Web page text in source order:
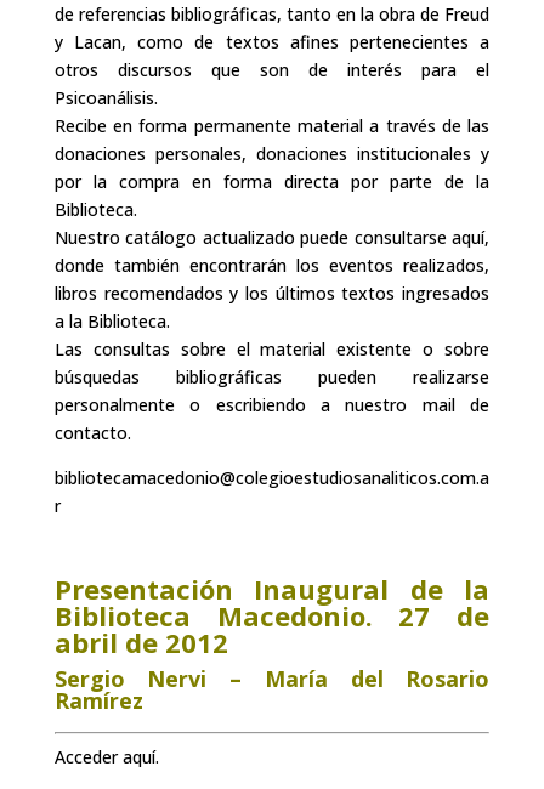
de referencias bibliográficas, tanto en la obra de Freud
y Lacan, como de textos afines pertenecientes a
otros discursos que son de interés para el
Psicoanálisis.
Recibe en forma permanente material a través de las
donaciones personales, donaciones institucionales y
por la compra en forma directa por parte de la
Biblioteca.
Nuestro catálogo actualizado puede consultarse aquí,
donde también encontrarán los eventos realizados,
libros recomendados y los últimos textos ingresados
a la Biblioteca.
Las consultas sobre el material existente o sobre
búsquedas bibliográficas pueden realizarse
personalmente o escribiendo a nuestro mail de
contacto.
bibliotecamacedonio@colegioestudiosanaliticos.com.a
r
Presentación Inaugural de la
Biblioteca Macedonio. 27 de
abril de 2012
Sergio Nervi – María del Rosario
Ramírez
Accederaquí.